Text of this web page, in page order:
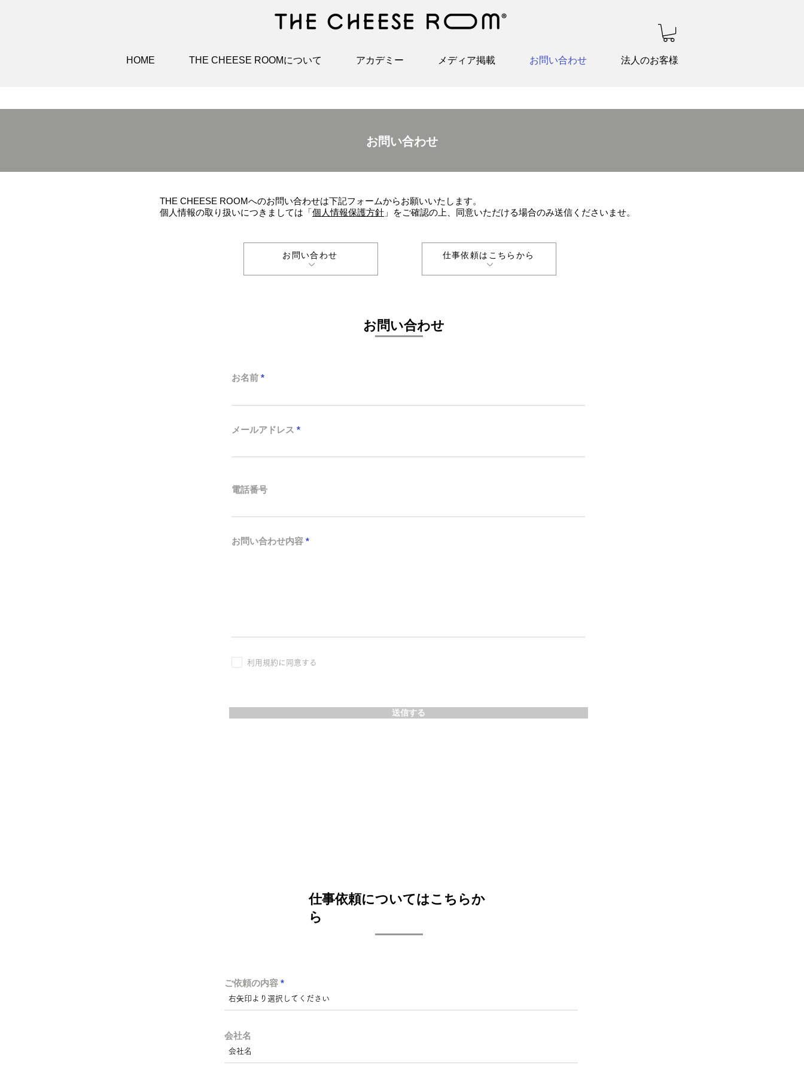
HOME THE CHEESE ROOMについて アカデミー メディア掲載 お問い合わせ 法人のお客様
お問い合わせ
THE CHEESE ROOMへのお問い合わせは下記フォームからお願いいたします。
個人情報の取り扱いにつきましては「個人情報保護方針 」をご確認の上、同意いただける場合のみ送信くださいませ。
お問い合わせ 仕事依頼はこちらから
​お問い合わせ
お名前
メールアドレス
電話番号
お問い合わせ内容
利用規約に同意する
送信する
仕事依頼についてはこちらか
ら
ご依頼の内容
会社名